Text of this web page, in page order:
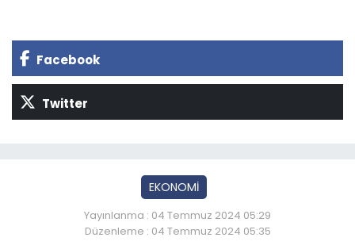
Facebook
Twitter
EKONOMİ
Yayınlanma : 04 Temmuz 2024 05:29
Düzenleme : 04 Temmuz 2024 05:35